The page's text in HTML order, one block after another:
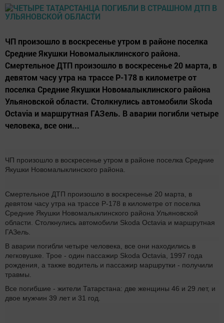
ЧП произошло в воскресенье утром в районе поселка
Средние Якушки Новомалыклинского района.
Смертельное ДТП произошло в воскресенье 20 марта, в
девятом часу утра на трассе Р-178 в километре от
поселка Средние Якушки Новомалыклинского района
Ульяновской области. Столкнулись автомобили Skoda
Octavia и маршрутная ГАЗель. В аварии погибли четыре
человека, все они...
ЧП произошло в воскресенье утром в районе поселка Средние
Якушки Новомалыклинского района.
Смертельное ДТП произошло в воскресенье 20 марта, в
девятом часу утра на трассе Р-178 в километре от поселка
Средние Якушки Новомалыклинского района Ульяновской
области. Столкнулись автомобили Skoda Octavia и маршрутная
ГАЗель.
В аварии погибли четыре человека, все они находились в
легковушке. Трое - один пассажир Skoda Octavia, 1997 года
рождения, а также водитель и пассажир маршрутки - получили
травмы.
Все погибшие - жители Татарстана: две женщины 46 и 29 лет, и
двое мужчин 39 лет и 31 год.